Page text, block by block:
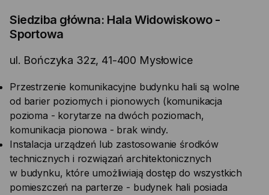
Siedziba główna: Hala Widowiskowo -
Sportowa
ul. Bończyka 32z, 41-400 Mysłowice
Przestrzenie komunikacyjne budynku hali są wolne
od barier poziomych i pionowych (komunikacja
pozioma - korytarze na dwóch poziomach,
komunikacja pionowa - brak windy.
Instalacja urządzeń lub zastosowanie środków
technicznych i rozwiązań architektonicznych
w budynku, które umożliwiają dostęp do wszystkich
pomieszczeń na parterze - budynek hali posiada